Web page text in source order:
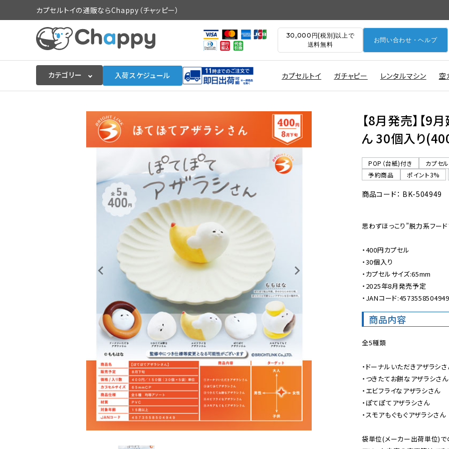
カプセルトイの通販ならChappy（チャッピー）
30,000円(税別)以上で
送料無料
お問い合わせ・ヘルプ
カテゴリー 入荷スケジュール カプセルトイ ガチャピー レンタルマシン 空
入荷スケジュールをチェック
よくあるご質問
ご利用ガイド
06-6282-7659
【8月発売】【9
ん 30個入り
POP（台紙)付き
カプセ
予約商品
ポイント3%
商品コード： BK-504949
思わずほっこり”脱力系フー
・400円カプセル
・30個入り
・カプセルサイズ:65mm
・2025年8月発売予定
・JANコード:4573558504949
商品内容
全5種類
・ドーナルいただきアザラシ
・つきたてお餅なアザラシさん
・エビフライなアザラシさん
・ぽてぽてアザラシさん
・スモアもぐもぐアザラシさん
袋単位(メーカー出荷単位)で